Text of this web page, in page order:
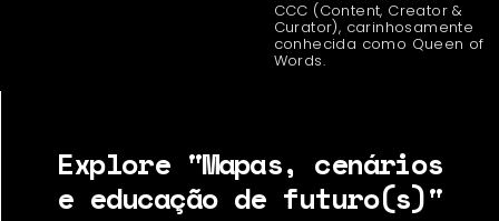
CCC (Content, Creator &
Curator), carinhosamente
conhecida como Queen of
Words.
Explore "Mapas, cenários
e educação de futuro(s)"